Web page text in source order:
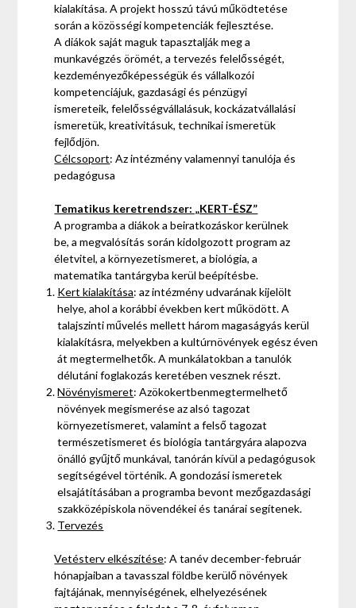
kialakítása. A projekt hosszú távú működtetése
során a közösségi kompetenciák fejlesztése.
A diákok saját maguk tapasztalják meg a
munkavégzés örömét, a tervezés felelősségét,
kezdeményezőképességük és vállalkozói
kompetenciájuk, gazdasági és pénzügyi
ismereteik, felelősségvállalásuk, kockázatvállalási
ismeretük, kreativitásuk, technikai ismeretük
fejlődjön.
Célcsoport: Az intézmény valamennyi tanulója és
pedagógusa
Tematikus keretrendszer: „KERT-ÉSZ”
A programba a diákok a beiratkozáskor kerülnek
be, a megvalósítás során kidolgozott program az
életvitel, a környezetismeret, a biológia, a
matematika tantárgyba kerül beépítésbe.
Kert kialakítása: az intézmény udvarának kijelölt
helye, ahol a korábbi években kert működött. A
talajszinti művelés mellett három magaságyás kerül
kialakításra, melyekben a kultúrnövények egész éven
át megtermelhetők. A munkálatokban a tanulók
délutáni foglakozás keretében vesznek részt.
Növényismeret: Azökokertbenmegtermelhető
növények megismerése az alsó tagozat
környezetismeret, valamint a felső tagozat
természetismeret és biológia tantárgyára alapozva
önálló gyűjtő munkával, tanórán kívül a pedagógusok
segítségével történik. A gondozási ismeretek
elsajátításában a programba bevont mezőgazdasági
szakközépiskola növendékei és tanárai segítenek.
Tervezés
Vetésterv elkészítése: A tanév december-február
hónapjaiban a tavasszal földbe kerülő növények
fajtájának, mennyiségének, elhelyezésének